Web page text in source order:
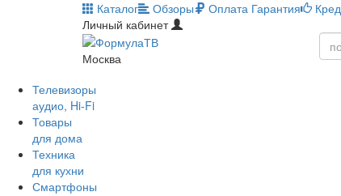
Каталог Обзоры Оплата Гарантия
Личный кабинет
Москва
Телевизоры
аудио, Hi-Fi
Товары
для дома
Техника
для кухни
Смартфоны